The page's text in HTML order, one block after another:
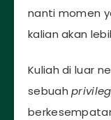
nanti momen
kalian akan
Kuliah di luar
sebuah